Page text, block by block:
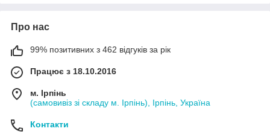
Про нас
99% позитивних з 462 відгуків за рік
Працює з 18.10.2016
м. Ірпінь
(самовивіз зі складу м. Ірпінь), Ірпінь, Україна
Контакти